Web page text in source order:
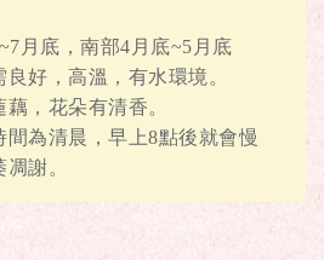
底，南部4月底~5月底
良好，高溫，有水環境。
，花朵有清香。
為清晨，早上8點後就會慢
。